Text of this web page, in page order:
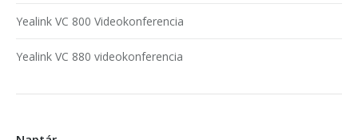
Yealink VC 800 Videokonferencia
Yealink VC 880 videokonferencia